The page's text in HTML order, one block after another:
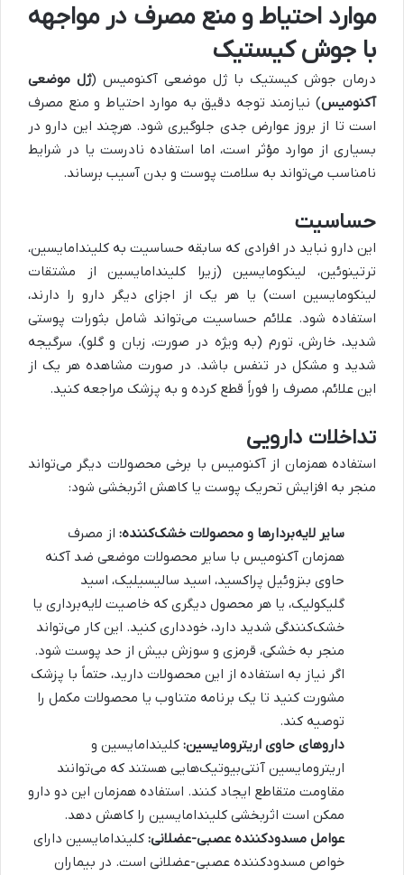
موارد احتیاط و منع مصرف در مواجهه
با جوش کیستیک
درمان جوش کیستیک با ژل موضعی آکنومیس (ژل موضعی
آکنومیس) نیازمند توجه دقیق به موارد احتیاط و منع مصرف
است تا از بروز عوارض جدی جلوگیری شود. هرچند این دارو در
بسیاری از موارد مؤثر است، اما استفاده نادرست یا در شرایط
نامناسب می‌تواند به سلامت پوست و بدن آسیب برساند.
حساسیت
این دارو نباید در افرادی که سابقه حساسیت به کلیندامایسین،
ترتینوئین، لینکومایسین (زیرا کلیندامایسین از مشتقات
لینکومایسین است) یا هر یک از اجزای دیگر دارو را دارند،
استفاده شود. علائم حساسیت می‌تواند شامل بثورات پوستی
شدید، خارش، تورم (به ویژه در صورت، زبان و گلو)، سرگیجه
شدید و مشکل در تنفس باشد. در صورت مشاهده هر یک از
این علائم، مصرف را فوراً قطع کرده و به پزشک مراجعه کنید.
تداخلات دارویی
استفاده همزمان از آکنومیس با برخی محصولات دیگر می‌تواند
منجر به افزایش تحریک پوست یا کاهش اثربخشی شود:
سایر لایه‌بردارها و محصولات خشک‌کننده: از مصرف
همزمان آکنومیس با سایر محصولات موضعی ضد آکنه
حاوی بنزوئیل پراکسید، اسید سالیسیلیک، اسید
گلیکولیک، یا هر محصول دیگری که خاصیت لایه‌برداری یا
خشک‌کنندگی شدید دارد، خودداری کنید. این کار می‌تواند
منجر به خشکی، قرمزی و سوزش بیش از حد پوست شود.
اگر نیاز به استفاده از این محصولات دارید، حتماً با پزشک
مشورت کنید تا یک برنامه متناوب یا محصولات مکمل را
توصیه کند.
داروهای حاوی اریترومایسین: کلیندامایسین و
اریترومایسین آنتی‌بیوتیک‌هایی هستند که می‌توانند
مقاومت متقاطع ایجاد کنند. استفاده همزمان این دو دارو
ممکن است اثربخشی کلیندامایسین را کاهش دهد.
عوامل مسدودکننده عصبی-عضلانی: کلیندامایسین دارای
خواص مسدودکننده عصبی-عضلانی است. در بیماران